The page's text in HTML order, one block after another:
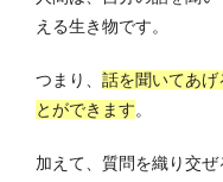
える生き物です。
つまり、 話を聞いてあげ
とができます。
加えて、質問を織り交